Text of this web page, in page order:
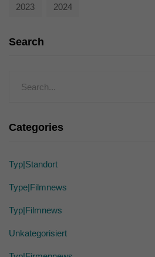
2023 2024
Search
Categories
Typ|Standort
Type|Filmnews
Typ|Filmnews
Unkategorisiert